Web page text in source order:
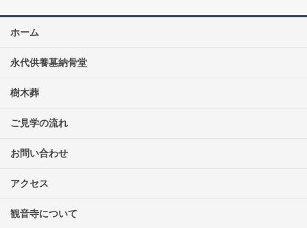
ホーム
永代供養墓納骨堂
樹木葬
ご見学の流れ
お問い合わせ
アクセス
観音寺について